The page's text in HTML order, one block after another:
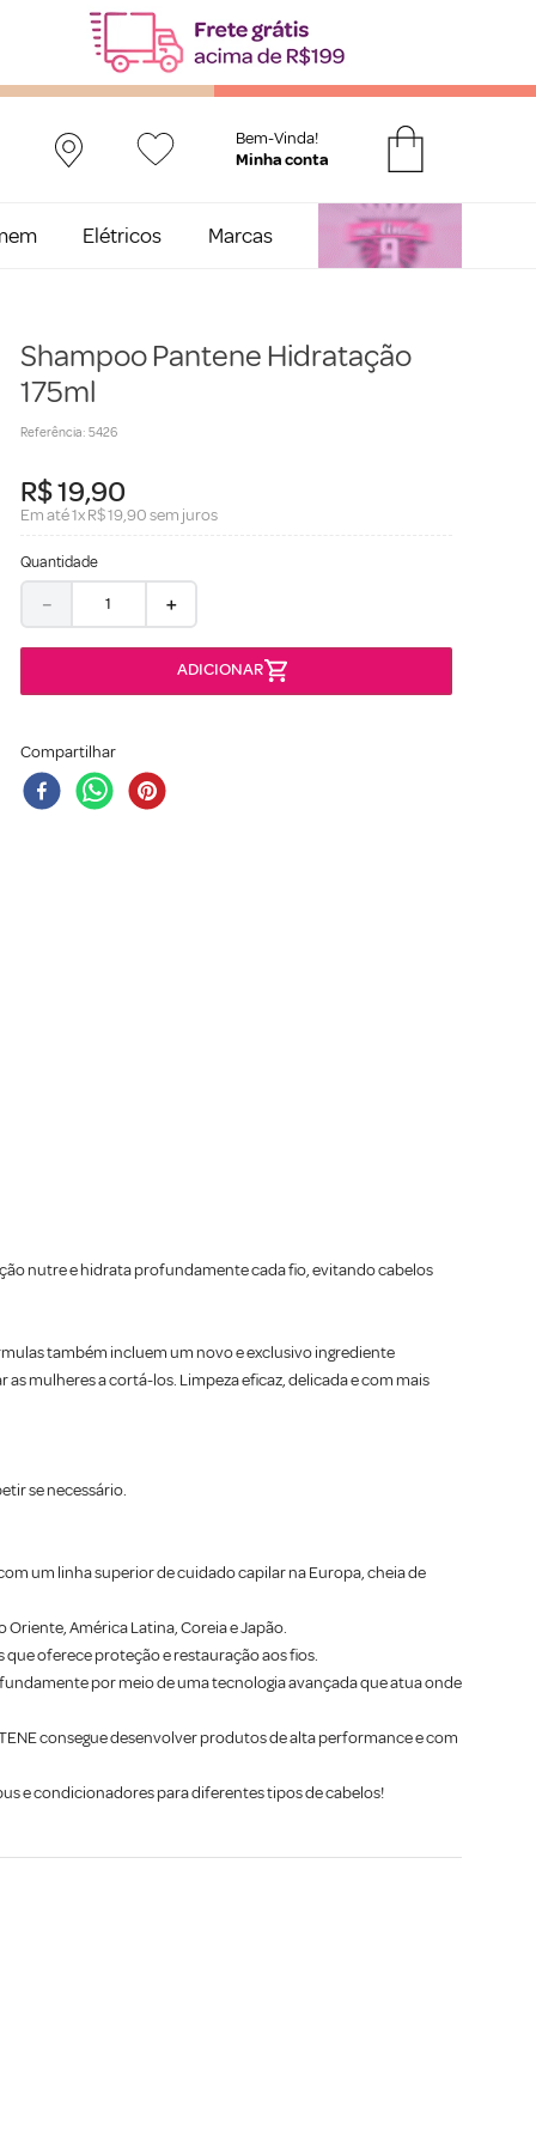
Bem-Vinda!
Elétricos Marcas
Shampoo Pantene Hidratação
175ml
Referência: 5426
R$19,90
Em até1xR$19,90sem juros
Quantidade
＋
－
Compartilhar
nutre e hidrata profundamente cada fio, evitando cabelos
também incluem um novo e exclusivo ingrediente
mulheres a cortá-los. Limpeza eficaz, delicada e com mais
se necessário.
um linha superior de cuidado capilar na Europa, cheia de
América Latina, Coreia e Japão.
oferece proteção e restauração aos fios.
por meio de uma tecnologia avançada que atua onde
consegue desenvolver produtos de alta performance e com
e condicionadores para diferentes tipos de cabelos!